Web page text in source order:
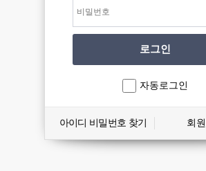
자동로그인
아이디 비밀번호 찾기 회